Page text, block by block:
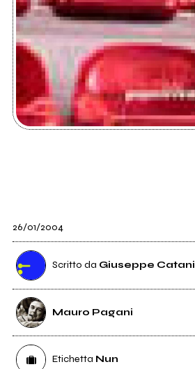
26/01/2004
Scritto da Giuseppe Catani
Mauro Pagani
Etichetta Nun